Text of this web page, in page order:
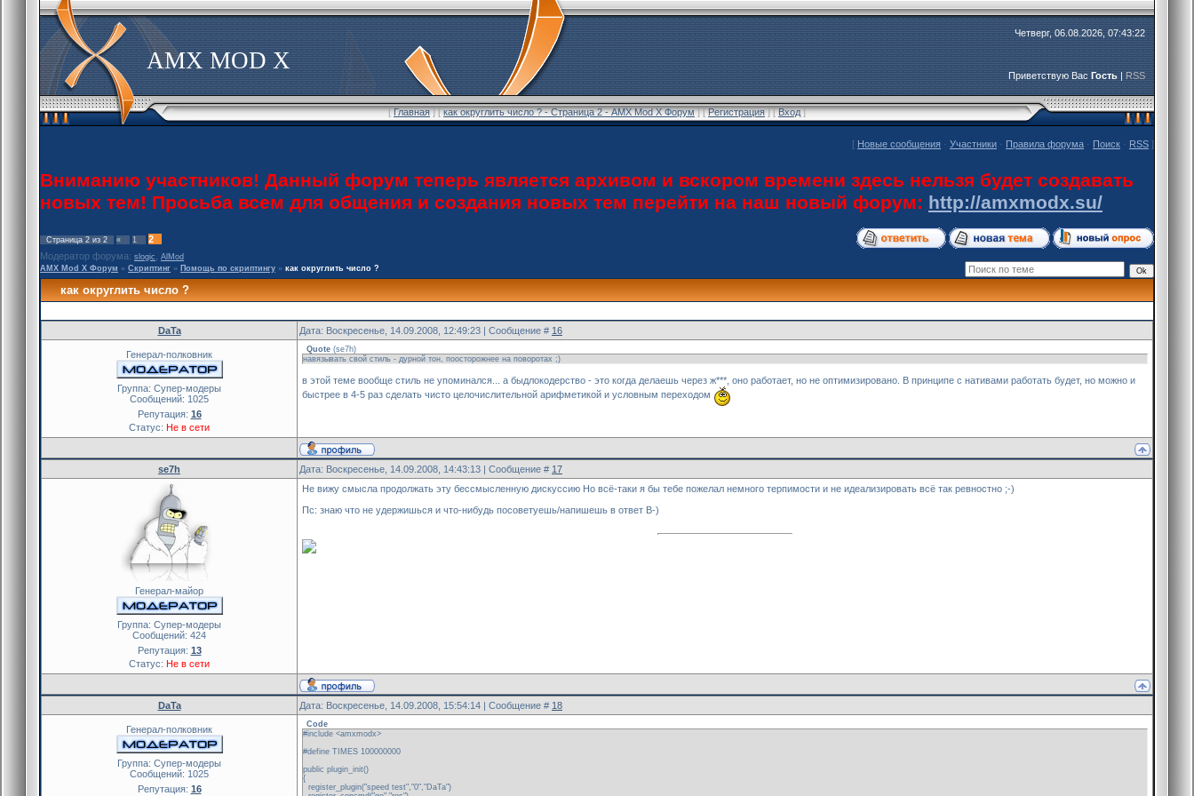
AMX MOD X
Четверг, 06.08.2026, 07:43:22
Приветствую Вас Гость|RSS
[Главная] [как округлить число ? - Страница 2 - AMX Mod X Форум] [Регистрация] [Вход]
[ Новые сообщения · Участники · Правила форума · Поиск · RSS ]
Вниманию участников! Данный форум теперь является архивом и вскором времени здесь нельзя будет создавать
новых тем! Просьба всем для общения и создания новых тем перейти на наш новый форум: http://amxmodx.su/
Страница 2 из 2 « 1
2
Модератор форума: slogic
AlMod
AMX Mod X Форум » Скриптинг » Помощь по скриптингу » как округлить число ?
как округлить число ?
DaTa Дата: Воскресенье, 14.09.2008, 12:49:23 | Сообщение # 16
Генерал-полковник
Группа: Cупер-модеры
Сообщений: 1025
Репутация: 16
Статус: Не в сети
Quote (se7h)
навязывать свой стиль - дурной тон, поосторожнее на поворотах ;)
в этой теме вообще стиль не упоминался... а быдлокодерство - это когда делаешь через ж***, оно работает, но не оптимизировано. В принципе с нативами работать будет, но можно и
быстрее в 4-5 раз сделать чисто целочислительной арифметикой и условным переходом
se7h Дата: Воскресенье, 14.09.2008, 14:43:13 | Сообщение # 17
Генерал-майор
Группа: Cупер-модеры
Сообщений: 424
Репутация: 13
Статус: Не в сети
Не вижу смысла продолжать эту бессмысленную дискуссию Но всё-таки я бы тебе пожелал немного терпимости и не идеализировать всё так ревностно ;-)
Пс: знаю что не удержишься и что-нибудь посоветуешь/напишешь в ответ B-)
DaTa Дата: Воскресенье, 14.09.2008, 15:54:14 | Сообщение # 18
Генерал-полковник
Группа: Cупер-модеры
Сообщений: 1025
Репутация: 16
Code
#include <amxmodx>
#define TIMES 100000000
public plugin_init()
{
register_plugin("speed test","0","DaTa")